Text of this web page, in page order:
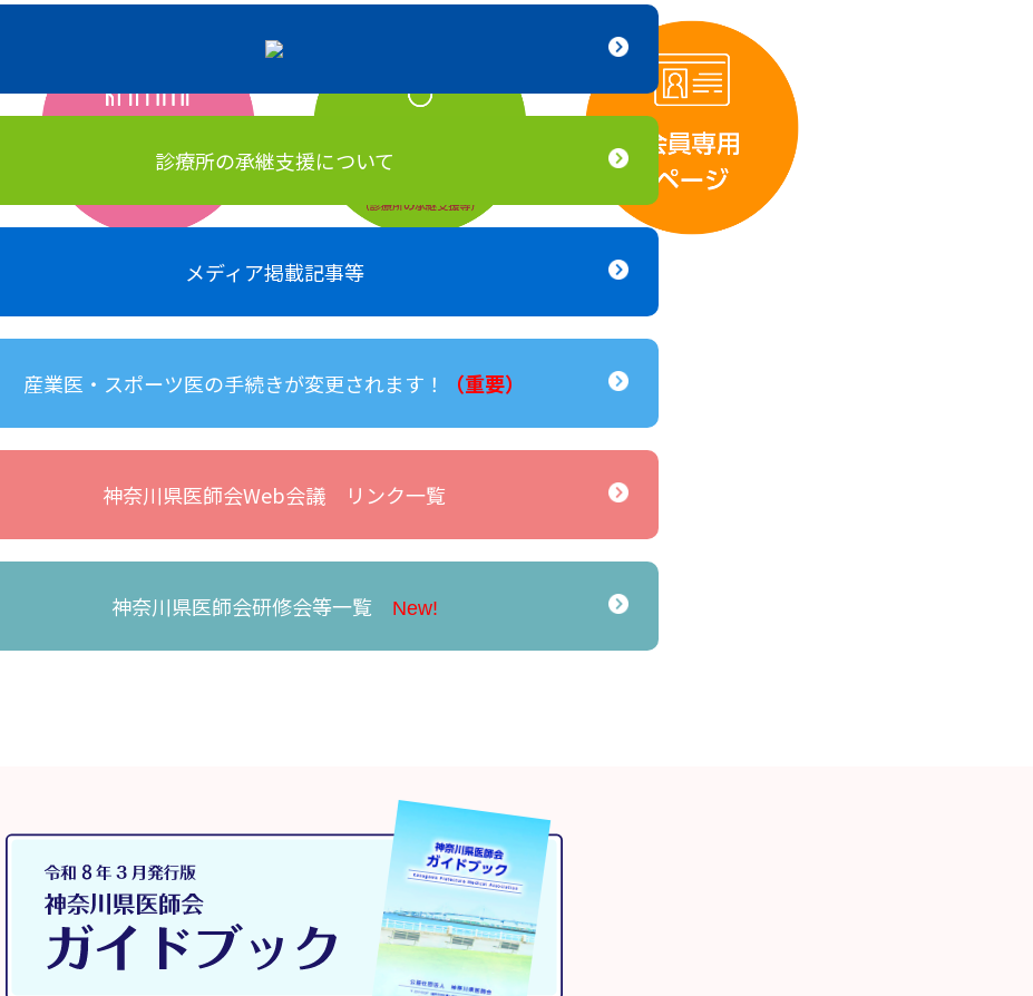
診療所の承継支援について
メディア掲載記事等
産業医・スポーツ医の手続きが変更されます！ （重要）
神奈川県医師会Web会議 リンク一覧
神奈川県医師会研修会等一覧 New!